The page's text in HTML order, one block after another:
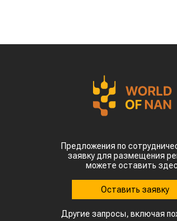
Предложения по
заявку для размещения
можете оставить
Оставить заявку
Другие запросы, включая